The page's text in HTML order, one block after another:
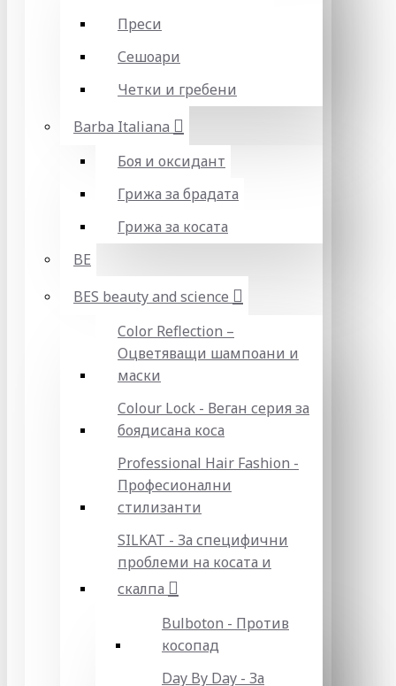
Преси
Сешоари
Четки и гребени
Barba Italiana
Боя и оксидант
Грижа за брадата
Грижа за косата
BE
BES beauty and science
Color Reflection –
Оцветяващи шампоани и
маски
Colour Lock - Веган серия за
боядисана коса
Professional Hair Fashion -
Професионални
стилизанти
SILKAT - За специфични
проблеми на косата и
скалпа
Bulboton - Против
косопад
Day By Day - За